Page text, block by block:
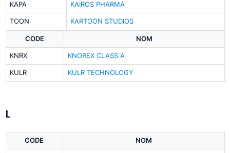
KAPA KAIROS PHARMA
TOON KARTOON STUDIOS
CODE NOM
KNRX KNOREX CLASS A
KULR KULR TECHNOLOGY
L
CODE NOM